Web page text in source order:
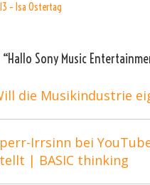
– Isa Ostertag
Hallo Sony Music
die Musikindustrie
Irrsinn bei
| BASIC thinking